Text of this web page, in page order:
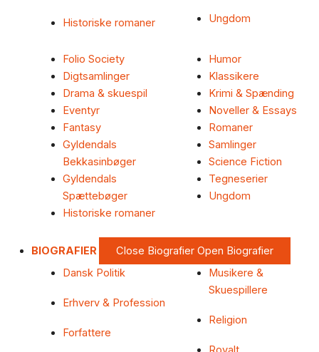
Historiske romaner Ungdom
Folio Society
Digtsamlinger
Drama & skuespil
Eventyr
Fantasy
Gyldendals
Bekkasinbøger
Gyldendals
Spættebøger
Historiske romaner
Humor
Klassikere
Krimi & Spænding
Noveller & Essays
Romaner
Samlinger
Science Fiction
Tegneserier
Ungdom
BIOGRAFIER Close Biografier Open Biografier
Dansk Politik
Erhverv & Profession
Forfattere
Musikere &
Skuespillere
Religion